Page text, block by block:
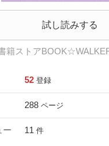
試し読みする
籍ストア
52 登録
288 ページ
ー 11 件